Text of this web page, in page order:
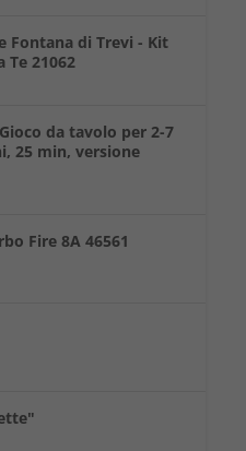
Fontana di Trevi - Kit
Te 21062
da tavolo per 2-7
25 min, versione
Fire 8A 46561